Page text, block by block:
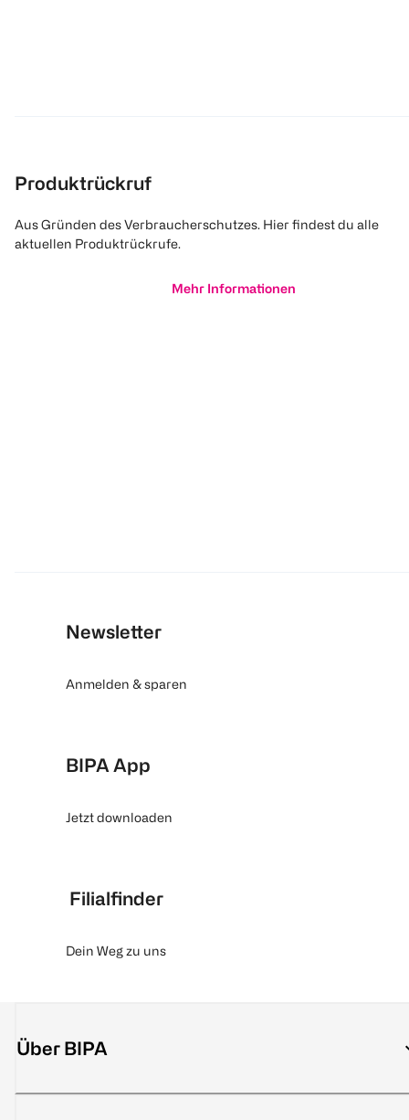
Produktrückruf
Aus Gründen des Verbraucherschutzes. Hier findest du alle
aktuellen Produktrückrufe.
Mehr Informationen
Newsletter
Anmelden & sparen
BIPA App
Jetzt downloaden
Filialfinder
Dein Weg zu uns
Über BIPA